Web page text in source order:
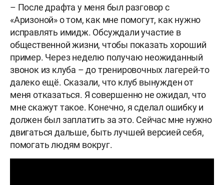
– После драфта у меня был разговор с
«Аризоной» о том, как мне помогут, как нужно
исправлять имидж. Обсуждали участие в
общественной жизни, чтобы показать хороший
пример. Через неделю получаю неожиданный
звонок из клуба – до тренировочных лагерей-то
далеко ещё. Сказали, что клуб вынужден от
меня отказаться. Я совершенно не ожидал, что
мне скажут такое. Конечно, я сделал ошибку и
должен был заплатить за это. Сейчас мне нужно
двигаться дальше, быть лучшей версией себя,
помогать людям вокруг.